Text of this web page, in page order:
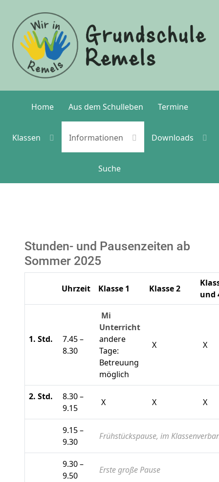
Home Aus dem Schulleben Termine
Klassen Informationen Downloads
Suche
Stunden- und Pausenzeiten ab
Sommer 2025
Uhrzeit Klasse 1 Klasse 2
und
1. Std.
7.45 –
8.30
Mi
Unterricht
andere
Tage:
Betreuung
möglich
X X
2. Std.
8.30 –
9.15
X X X
9.15 –
9.30
Frühstückspause, im
9.30 –
9.50
Erste große Pause